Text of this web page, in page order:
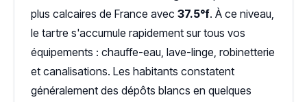
plus calcaires de France avec 37.5°f. À ce niveau,
le tartre s'accumule rapidement sur tous vos
équipements : chauffe-eau, lave-linge, robinetterie
et canalisations. Les habitants constatent
généralement des dépôts blancs en quelques